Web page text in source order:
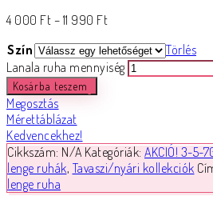
4 000 Ft – 11 990 Ft
Szín
Törlés
Lanala ruha mennyiség
Kosárba teszem
Megosztás
Mérettáblázat
Kedvencekhez!
Cikkszám: N/A Kategóriák: AKCIÓ! 3-5-
lenge ruhák, Tavaszi/nyári kollekciók
lenge ruha